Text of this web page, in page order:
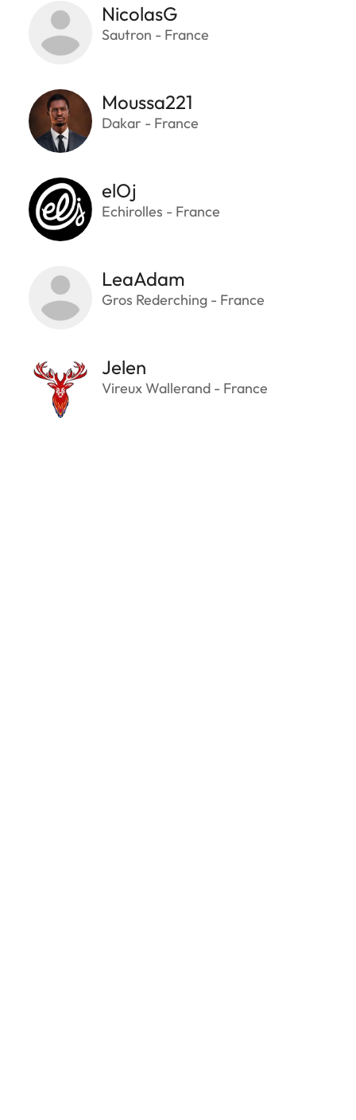
NicolasG
Sautron - France
Moussa221
Dakar - France
elOj
Echirolles - France
LeaAdam
Gros Rederching - France
Jelen
Vireux Wallerand - France